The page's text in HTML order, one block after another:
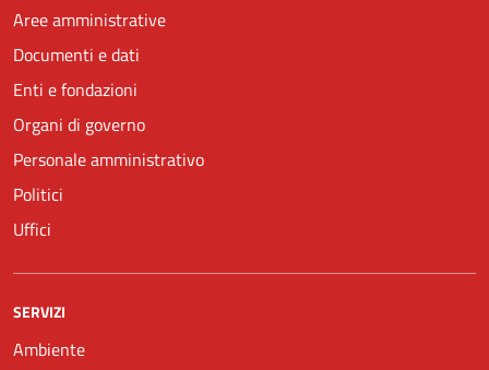
Aree amministrative
Documenti e dati
Enti e fondazioni
Organi di governo
Personale amministrativo
Politici
Uffici
SERVIZI
Ambiente